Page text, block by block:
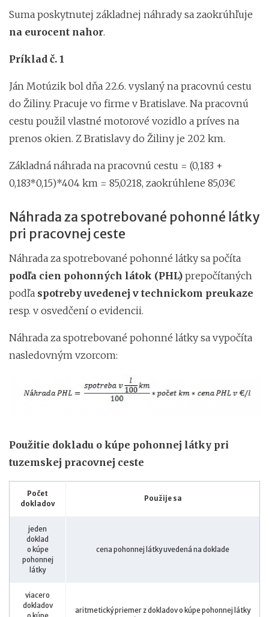
Suma poskytnutej základnej náhrady sa zaokrúhľuje
na eurocent nahor.
Príklad č. 1
Ján Motúzik bol dňa 22.6. vyslaný na pracovnú cestu
do Žiliny. Pracuje vo firme v Bratislave. Na pracovnú
cestu použil vlastné motorové vozidlo a príves na
prenos okien. Z Bratislavy do Žiliny je 202 km.
Základná náhrada na pracovnú cestu = (0,183 +
0,183*0,15)*404 km = 85,0218, zaokrúhlene 85,03€
Náhrada za spotrebované pohonné látky
pri pracovnej ceste
Náhrada za spotrebované pohonné látky sa počíta
podľa cien pohonných látok (PHL) prepočítaných
podľa spotreby uvedenej v technickom preukaze
resp. v osvedčení o evidencii.
Náhrada za spotrebované pohonné látky sa vypočíta
nasledovným vzorcom:
Použitie dokladu o kúpe pohonnej látky pri
tuzemskej pracovnej ceste
Počet
dokladov
Použije sa
jeden
doklad
o kúpe
pohonnej
látky
cena pohonnej látky uvedená na doklade
viacero
dokladov
aritmetický priemer z dokladov o kúpe pohonnej látky